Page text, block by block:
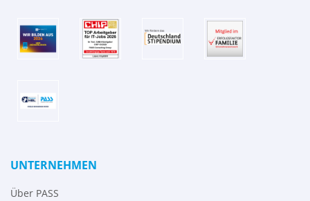
UNTERNEHMEN
Über PASS